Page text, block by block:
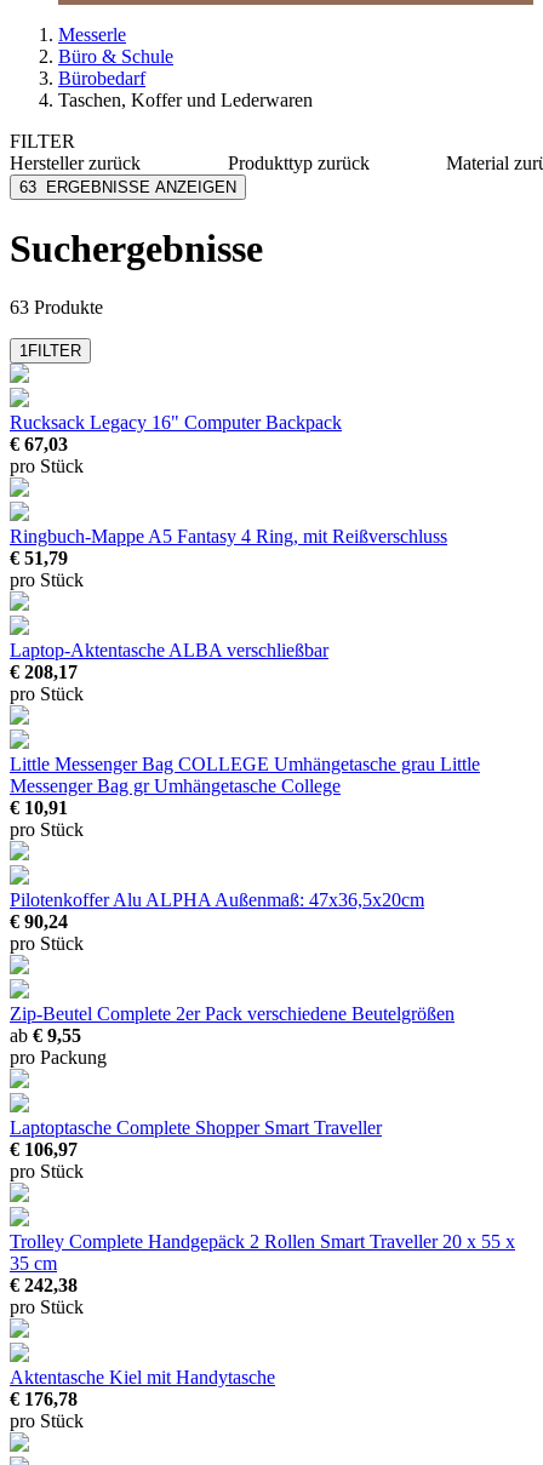
Messerle
Büro & Schule
Bürobedarf
Taschen, Koffer und Lederwaren
FILTER
Herstellerzurück
Alassio
Dufco
Leitz
mehr anzeigen
Produkttyp zurück
Material
63 ERGEBNISSE ANZEIGEN
Suchergebnisse
63 Produkte
1FILTER
Rucksack Legacy 16" Computer Backpack
€ 67,03
pro Stück
Ringbuch-Mappe A5 Fantasy 4 Ring, mit Reißverschluss
€ 51,79
pro Stück
Laptop-Aktentasche ALBA verschließbar
€ 208,17
pro Stück
Little Messenger Bag COLLEGE Umhängetasche grau Little
Messenger Bag gr Umhängetasche College
€ 10,91
pro Stück
Pilotenkoffer Alu ALPHA Außenmaß: 47x36,5x20cm
€ 90,24
pro Stück
Zip-Beutel Complete 2er Pack verschiedene Beutelgrößen
ab € 9,55
pro Packung
Laptoptasche Complete Shopper Smart Traveller
€ 106,97
pro Stück
Trolley Complete Handgepäck 2 Rollen Smart Traveller 20 x 55 x
35 cm
€ 242,38
pro Stück
Aktentasche Kiel mit Handytasche
€ 176,78
pro Stück